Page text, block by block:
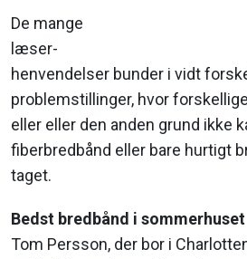
De mange
læser-
henvendelser bunder i vidt
problemstillinger, hvor
eller eller den anden grund ikke
fiberbredbånd eller bare hurtigt
taget.
Bedst bredbånd i sommerhuset
Tom Persson, der bor i